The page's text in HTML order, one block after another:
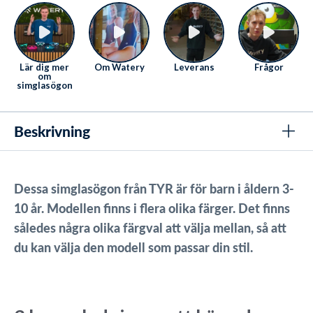
Lär dig mer
om
simglasögon
Om Watery Leverans Frågor
Beskrivning
Dessa simglasögon från TYR är för barn i åldern 3-
10 år. Modellen finns i flera olika färger. Det finns
således några olika färgval att välja mellan, så att
du kan välja den modell som passar din stil.